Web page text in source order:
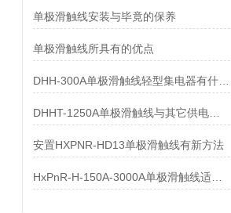
单极滑触线安装与毕竟的保养
单极滑触线所具有的优点
安置HXPNR-HD13单极滑触线有新方法